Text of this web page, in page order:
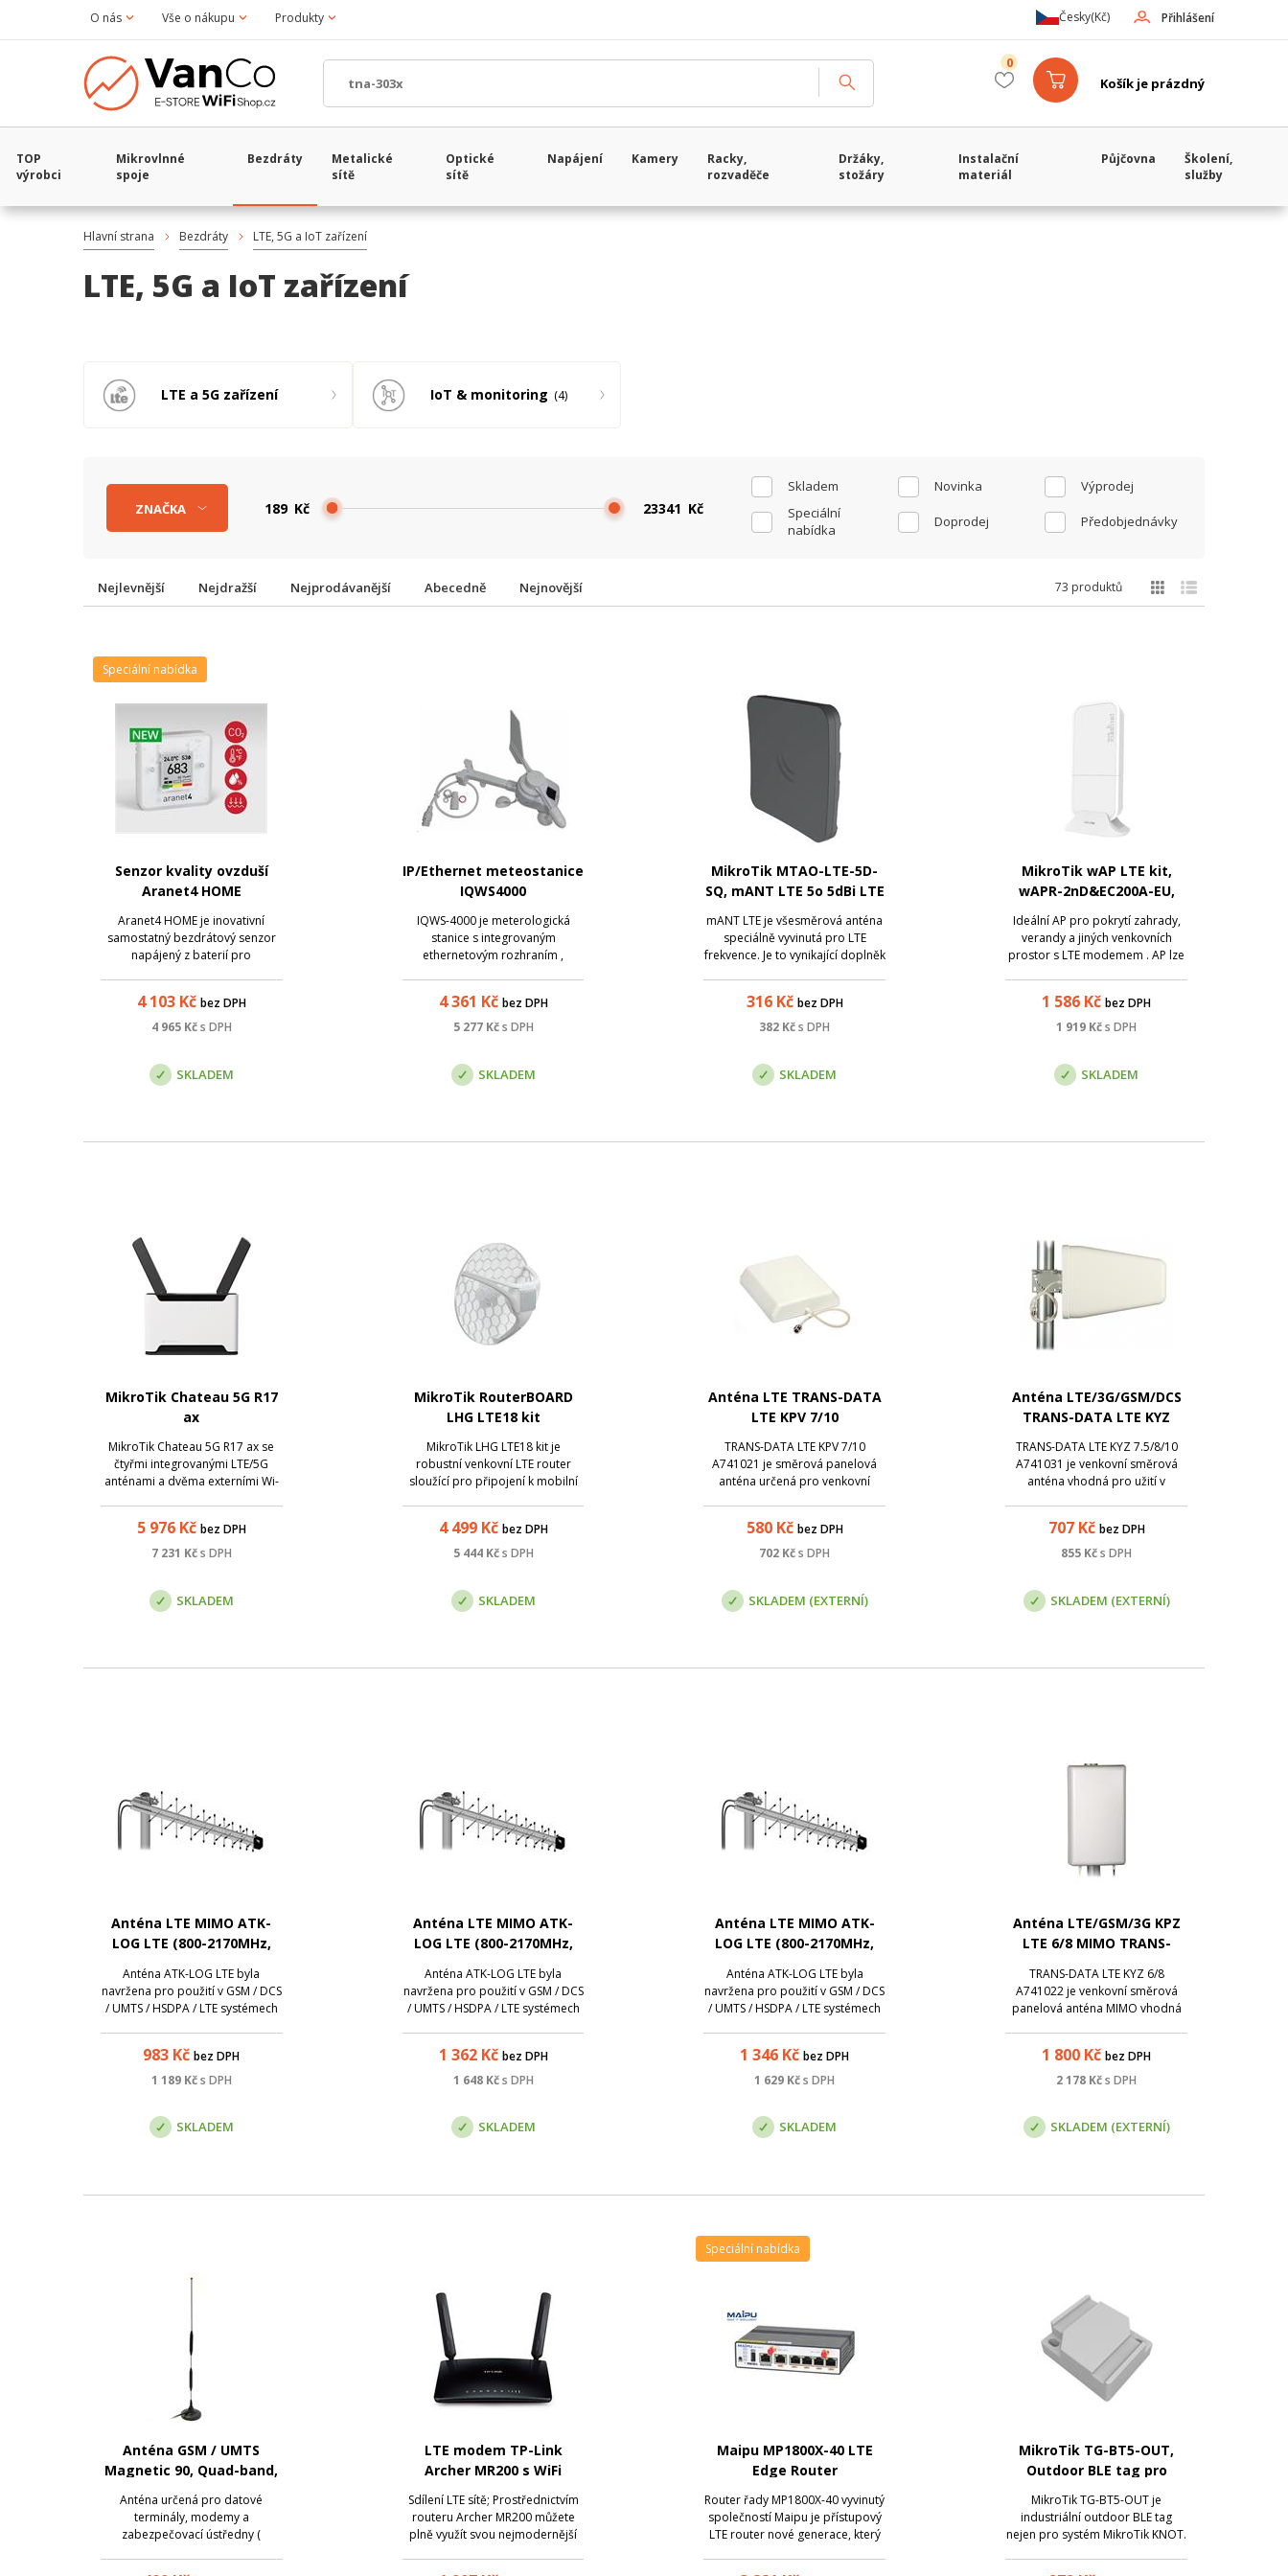
O nás Vše o nákupu Produkty Přihlášení
Česky(Kč)
Košík je prázdný
0
TOP
výrobci
Mikrovlnné
spoje
Bezdráty
Metalické
sítě
Optické
sítě
Napájení Kamery
Racky,
rozvaděče
Držáky,
stožáry
Instalační
materiál
Půjčovna
Školení,
služby
Hlavní strana Bezdráty LTE, 5G a IoT zařízení
LTE, 5G a IoT zařízení
LTE a 5G zařízení IoT & monitoring 4
Skladem Novinka
Výprodej
Speciální
nabídka
Doprodej Předobjednávky
Kč Kč
ZNAČKA
Nejlevnější Nejdražší Nejprodávanější Abecedně Nejnovější 73 produktů
Senzor kvality ovzduší
Aranet4 HOME
Aranet4 HOME je inovativní
samostatný bezdrátový senzor
napájený z baterií pro
atmosférického tlaku doma. Díky
podpoře Bluetooth je možné
4 103Kč bez DPH
4 965Kčs DPH
Speciální nabídka
SKLADEM
IP/Ethernet meteostanice
IQWS4000
IQWS-4000 je meterologická
stanice s integrovaným
ethernetovým rozhraním ,
nabízí SNMP , UDP a HTTP GET
protokol. Je unikátní svým
přeností s...
4 361 Kč bez DPH
5 277Kč s DPH
SKLADEM
MikroTik MTAO-LTE-5D-
SQ, mANT LTE 5o 5dBi LTE
anténa, 2x SMA
mANT LTE je všesměrová anténa
speciálně vyvinutá pro LTE
frekvence. Je to vynikající doplněk
ziskem 5 dBi vylepší Vaše LTE
připojení v místech se slabým
316Kč bez DPH
382 Kčs DPH
SKLADEM
MikroTik wAP LTE kit,
wAPR-2nD&EC200A-EU,
verze 2024
Ideální AP pro pokrytí zahrady,
verandy a jiných venkovních
prostor s LTE modemem . AP lze
internetu na libovolném místě.
Velkou předností je voděodolný
1 586 Kč bez DPH
1 919 Kčs DPH
SKLADEM
MikroTik Chateau 5G R17
ax
MikroTik Chateau 5G R17 ax se
čtyřmi integrovanými LTE/5G
anténami a dvěma externími Wi-
port. Disponuje modulačními
rychlostmi 574Mbps (2.4 GHz) a
5 976Kč bez DPH
7 231 Kčs DPH
SKLADEM
MikroTik RouterBOARD
LHG LTE18 kit
MikroTik LHG LTE18 kit je
robustní venkovní LTE router
sloužící pro připojení k mobilní
(download) / 150 Mbps (upload)
díky využití LTE modemu
4 499Kč bez DPH
5 444Kč s DPH
SKLADEM
Anténa LTE TRANS-DATA
LTE KPV 7/10
TRANS-DATA LTE KPV 7/10
A741021 je směrová panelová
anténa určená pro venkovní
repeatery ( A6765 , A6775 ,
A6785 ) a 3G opakovače (
580Kč bez DPH
702 Kčs DPH
SKLADEM (EXTERNÍ)
Anténa LTE/3G/GSM/DCS
TRANS-DATA LTE KYZ
TRANS-DATA LTE KYZ 7.5/8/10
A741031 je venkovní směrová
anténa vhodná pro užití v
telefony, stejně tak v kombinaci s
GSM (A6765, A6775, A6785) a 3G
707Kč bez DPH
855 Kčs DPH
SKLADEM (EXTERNÍ)
Anténa LTE MIMO ATK-
LOG LTE (800-2170MHz,
Anténa ATK-LOG LTE byla
navržena pro použití v GSM / DCS
/ UMTS / HSDPA / LTE systémech
nedostatečnou úrovní signálu,
který se často vyskytuje v
983 Kč bez DPH
1 189Kčs DPH
SKLADEM
Anténa LTE MIMO ATK-
LOG LTE (800-2170MHz,
Anténa ATK-LOG LTE byla
navržena pro použití v GSM / DCS
/ UMTS / HSDPA / LTE systémech
nedostatečnou úrovní signálu,
který se často vyskytuje v
1 362Kč bez DPH
1 648Kč s DPH
SKLADEM
Anténa LTE MIMO ATK-
LOG LTE (800-2170MHz,
Anténa ATK-LOG LTE byla
navržena pro použití v GSM / DCS
/ UMTS / HSDPA / LTE systémech
nedostatečnou úrovní signálu,
který se často vyskytuje v
1 346 Kč bez DPH
1 629 Kčs DPH
SKLADEM
Anténa LTE/GSM/3G KPZ
LTE 6/8 MIMO TRANS-
TRANS-DATA LTE KYZ 6/8
A741022 je venkovní směrová
panelová anténa MIMO vhodná
anténními konektory. MIMO
(Multiple Input, Multiple Output) -
vy...
1 800 Kč bez DPH
2 178 Kčs DPH
SKLADEM (EXTERNÍ)
Anténa GSM / UMTS
Magnetic 90, Quad-band,
Anténa určená pro datové
terminály, modemy a
zabezpečovací ústředny (
LTE modem TP-Link
Archer MR200 s WiFi
1x WAN, 1x slot SIM, 2,4 +
5 GHz
Sdílení LTE sítě; Prostřednictvím
routeru Archer MR200 můžete
plně využít svou nejmodernější
Maipu MP1800X-40 LTE
Edge Router
Router řady MP1800X-40 vyvinutý
společností Maipu je přístupový
LTE router nové generace, který
Speciální nabídka
MikroTik TG-BT5-OUT,
Outdoor BLE tag pro
MikroTik TG-BT5-OUT je
industriální outdoor BLE tag
nejen pro systém MikroTik KNOT.